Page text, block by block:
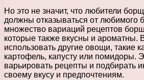
Но это не значит, что любители
должны отказываться от любимого
множество вариаций рецептов
которые также вкусны и ароматны.
использовать другие овощи, такие
картофель, капусту или помидоры.
варьировать рецепты и подбирать
своему вкусу и предпочтениям.